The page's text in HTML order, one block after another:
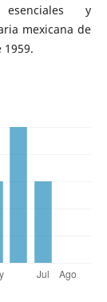
esenciales y
mexicana de
1959.